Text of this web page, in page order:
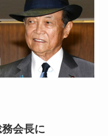
会長に